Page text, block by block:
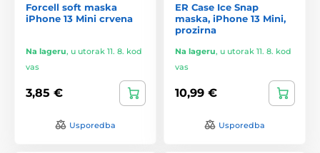
Forcell soft maska
iPhone 13 Mini crvena
Na lageru, u utorak 11. 8. kod
vas
3,85 €
Usporedba
ER Case Ice Snap
maska, iPhone 13 Mini,
prozirna
Na lageru, u utorak 11. 8. kod
vas
10,99 €
Usporedba